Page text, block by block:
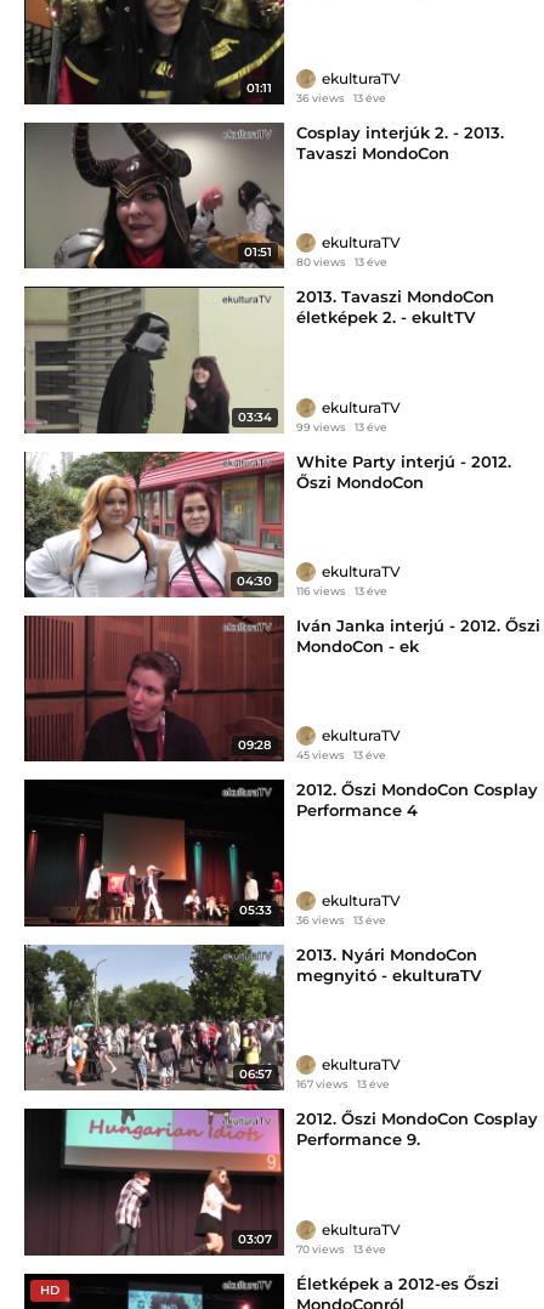
01:11
ekulturaTV
36 views 13 éve
01:51
Cosplay interjúk 2. - 2013.
Tavaszi MondoCon
ekulturaTV
80 views 13 éve
03:34
2013. Tavaszi MondoCon
életképek 2. - ekultTV
ekulturaTV
99 views 13 éve
04:30
White Party interjú - 2012.
Őszi MondoCon
ekulturaTV
116 views 13 éve
09:28
Iván Janka interjú - 2012. Őszi
MondoCon - ek
ekulturaTV
45 views 13 éve
05:33
2012. Őszi MondoCon Cosplay
Performance 4
ekulturaTV
36 views 13 éve
06:57
2013. Nyári MondoCon
megnyitó - ekulturaTV
ekulturaTV
167 views 13 éve
03:07
2012. Őszi MondoCon Cosplay
Performance 9.
ekulturaTV
70 views 13 éve
HD
Életképek a 2012-es Őszi
MondoConról